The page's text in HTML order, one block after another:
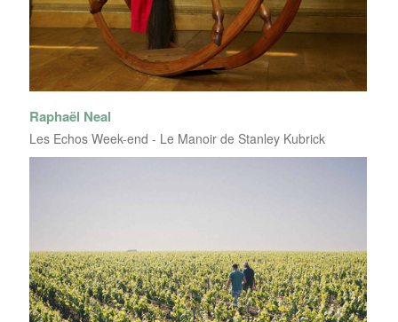
Raphaël Neal
Les Echos Week-end - Le Manoir de Stanley Kubrick